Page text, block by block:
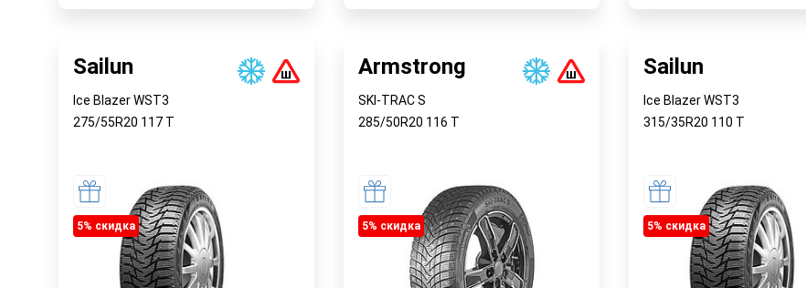
Sailun
Ice Blazer WST3
275/55R20 117 T
5% cкидка
Armstrong
SKI-TRAC S
285/50R20 116 T
5% cкидка
Sailun
Ice Blazer WST3
315/35R20 110 T
5% cкидка